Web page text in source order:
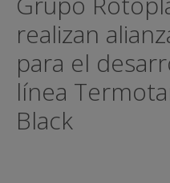
realizan
para el
línea
Black